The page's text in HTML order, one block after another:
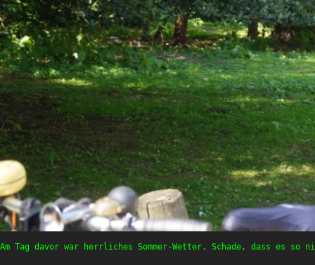
Am Tag davor war herrliches Sommer-Wetter. Schade, dass es